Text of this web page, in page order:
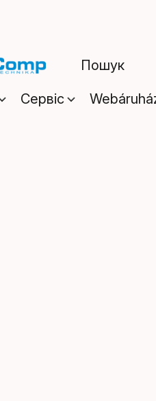
Сервіс